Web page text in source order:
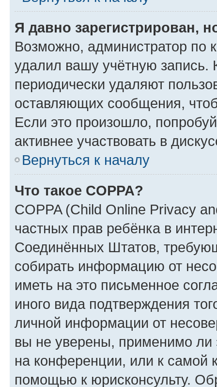
Я давно зарегистрирован,
Возможно, администратор по
удалил вашу учётную запись.
периодически удаляют
оставляющих сообщения,
Если это произошло,
активнее участвовать в
Вернуться к началу
Что такое COPPA?
COPPA (Child Online Privacy
частных прав ребёнка в
Соединённых Штатов,
собирать информацию от
иметь на это письменное
иного вида подтверждения
личной информации от
вы не уверены, применимо ли
на конференции, или к самой
помощью к юрисконсульту.